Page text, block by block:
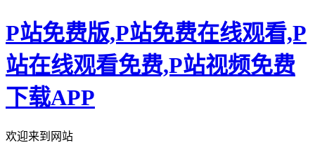
P站免费版,P站免费在线观看,P
站在线观看免费,P站视频免费
下载APP
欢迎来到网站